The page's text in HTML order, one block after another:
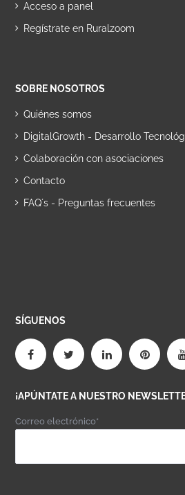
Acceso a panel
Regístrate en Ruralzoom
SOBRE NOSOTROS
Quiénes somos
DigitalGrowth - Desarrollo
Colaboración con asociaciones
Contacto
FAQ´s - Preguntas frecuentes
SÍGUENOS
¡APÚNTATE A NUESTRO
Correo electrónico*